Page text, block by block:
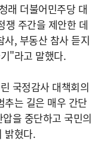
래 더불어민주당 대
쟁 주간을 제안한 데
, 부동산 참사 듣지
"라고 말했다.
국정감사 대책회의
추는 길은 매우 간단
을 중단하고 국민의
밝혔다.